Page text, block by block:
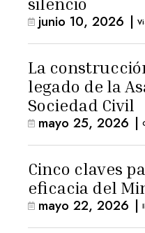
junio 10, 2026 |
La
legado de la
Sociedad Civil
mayo 25, 2026 |
Cinco claves
eficacia del
mayo 22, 2026 |